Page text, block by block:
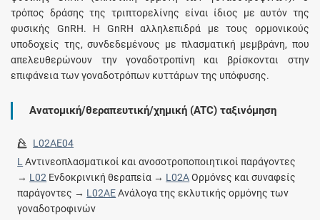
τρόπος δράσης της τριπτορελίνης είναι ίδιος με αυτόν της
φυσικής GnRH. Η GnRH αλληλεπιδρά με τους ορμονικούς
υποδοχείς της, συνδεδεμένους με πλασματική μεμβράνη, που
απελευθερώνουν την γοναδοτροπίνη και βρίσκονται στην
επιφάνεια των γοναδοτρόπων κυττάρων της υπόφυσης.
Ανατομική/θεραπευτική/χημική (ATC) ταξινόμηση
L02AE04
L Αντινεοπλασματικοί και ανοσοτροποποιητικοί παράγοντες
→ L02 Ενδοκρινική θεραπεία → L02AΟρμόνες και συναφείς
παράγοντες → L02AEΑνάλογα της εκλυτικής ορμόνης των
γοναδοτροφινών